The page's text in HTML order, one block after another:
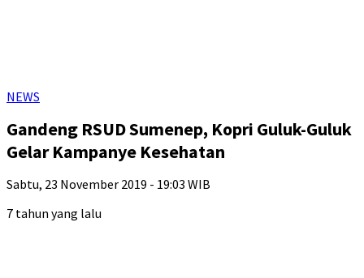
NEWS
Gandeng RSUD Sumenep, Kopri Guluk-Guluk
Gelar Kampanye Kesehatan
Sabtu, 23 November 2019 - 19:03 WIB
7 tahun yang lalu